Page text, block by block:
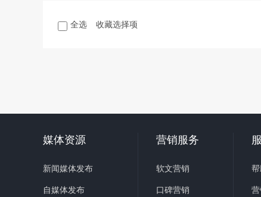
全选 收藏选择项
媒体资源
新闻媒体发布
自媒体发布
营销服务
软文营销
口碑营销